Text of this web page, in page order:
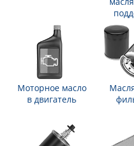
Моторное масло
в двигатель